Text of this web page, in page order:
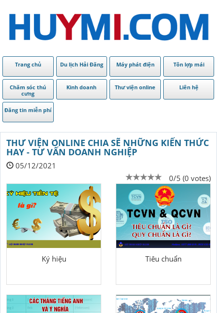
Trang chủ Du lịch Hải Đăng Máy phát điện Tôn lợp mái
Chăm sóc thú
cưng
Kinh doanh Thư viện online Liên hệ
Đăng tin miễn phí
THƯ VIỆN ONLINE CHIA SẼ NHỮNG KIẾN THỨC
HAY - TƯ VẤN DOANH NGHIỆP
05/12/2021
0/5 (0 votes)
Ký hiệu Tiêu chuẩn